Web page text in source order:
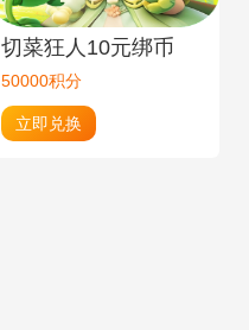
切菜狂人10元绑币
50000积分
立即兑换